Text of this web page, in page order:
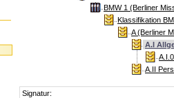
BMW 1 (Berliner
Klassifikation
A (Berliner
A.I
A.II
Signatur: